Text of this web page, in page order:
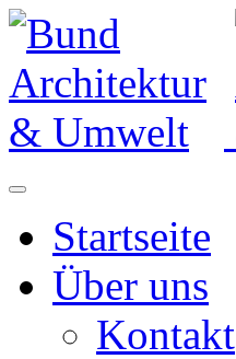
Startseite
Über uns
Kontakt